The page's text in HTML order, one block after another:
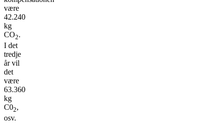
være
42.240
kg
CO2.
I det
tredje
år vil
det
være
63.360
kg
C02,
osv.